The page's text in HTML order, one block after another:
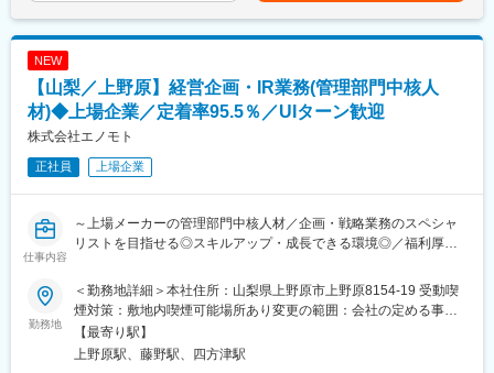
施策など、組織づくりに関わる取り組みに携われます。従業員の
声や課題を身近に感じながら、働きやすい環境づくりに貢献でき
ることが特徴です。
■働く環境／組織
躍しています。
・メンバーから主任、係長、課長代理、課長、部長代理、部長へ
とステップアップできる制度があります。基本的には専門領域で
経験を積みながらキャリア形成を目指します。
NEW
【山梨／上野原】経営企画・IR業務(管理部門中核人
材)◆上場企業／定着率95.5％／UIターン歓迎
株式会社エノモト
正社員 上場企業
仕事内容
～上場メーカーの管理部門中核人材／企画・戦略業務のスペシャ
リストを目指せる◎スキルアップ・成長できる環境◎／福利厚
■採用背景
・近年、投資家に対する情報開示の重要性が高まっており、より
質の高いIR活動や中長期経営計画の策定が求められています。企
業価値向上に向けた体制強化のため、企画・戦略領域を担う中核
勤務地
＜勤務地詳細＞本社住所：山梨県上野原市上野原8154-19 受動喫
煙対策：敷地内喫煙可能場所あり変更の範囲：会社の定める事業
所【最寄り駅】
上野原駅、藤野駅、四方津駅